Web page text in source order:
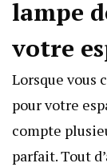
lampe
votre
Lorsque vous
pour votre
compte
parfait. Tout